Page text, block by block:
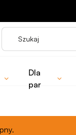
Dla
par